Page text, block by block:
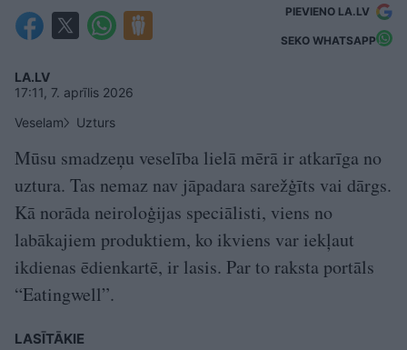
PIEVIENO LA.LV
SEKO WHATSAPP
LA.LV
17:11, 7. aprīlis 2026
Veselam
Uzturs
Mūsu smadzeņu veselība lielā mērā ir atkarīga no
uztura. Tas nemaz nav jāpadara sarežģīts vai dārgs.
Kā norāda neiroloģijas speciālisti, viens no
labākajiem produktiem, ko ikviens var iekļaut
ikdienas ēdienkartē, ir lasis. Par to raksta portāls
“Eatingwell”.
LASĪTĀKIE